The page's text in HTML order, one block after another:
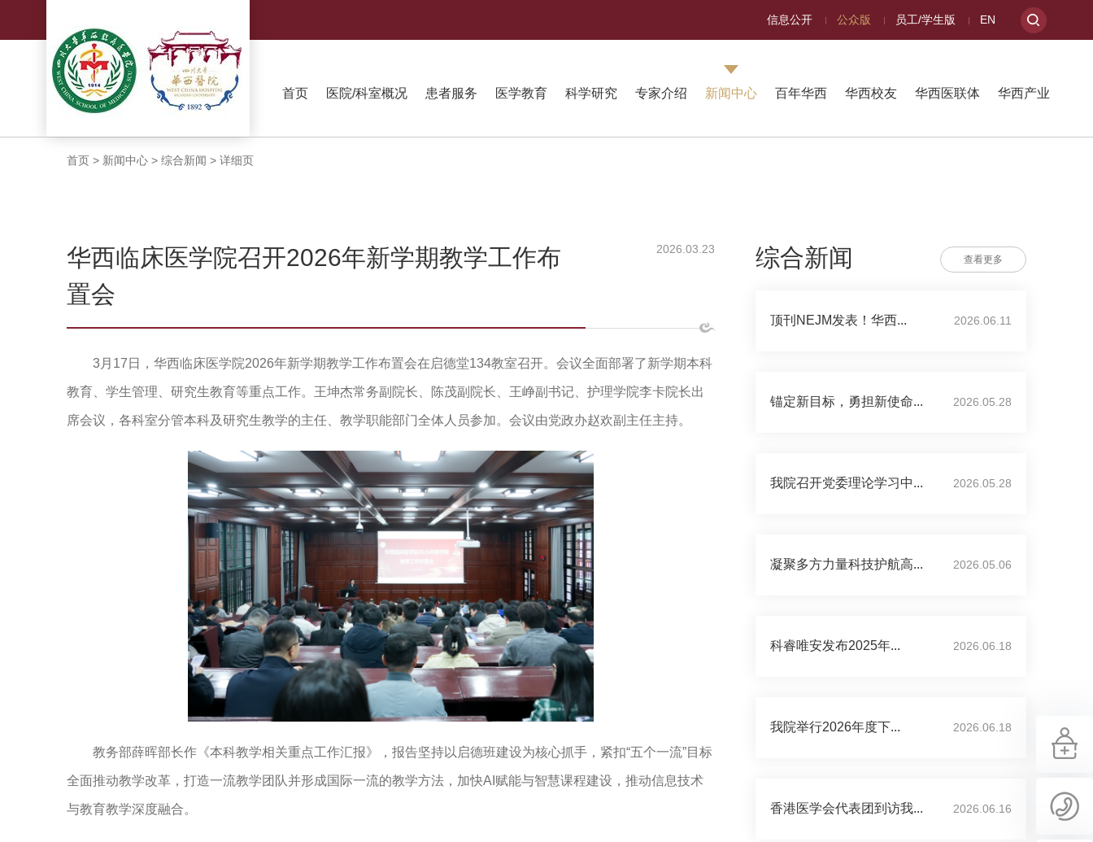
信息公开 公众版 员工/学生版 EN
首页 医院/科室概况 患者服务 医学教育 科学研究 专家介绍 新闻中心 百年华西 华西校友 华西医联体 华西产业
首页 > 新闻中心 > 综合新闻 > 详细页
华西临床医学院召开2026年新学期教学工作布
置会
2026.03.23
3月17日，华西临床医学院2026年新学期教学工作布置会在启德堂134教室召开。会议全面部署了新学期本科
教育、学生管理、研究生教育等重点工作。王坤杰常务副院长、陈茂副院长、王峥副书记、护理学院李卡院长出
席会议，各科室分管本科及研究生教学的主任、教学职能部门全体人员参加。会议由党政办赵欢副主任主持。
教务部薛晖部长作《本科教学相关重点工作汇报》，报告坚持以启德班建设为核心抓手，紧扣“五个一流”目标
全面推动教学改革，打造一流教学团队并形成国际一流的教学方法，加快AI赋能与智慧课程建设，推动信息技术
与教育教学深度融合。
综合新闻 查看更多
顶刊NEJM发表！华西... 2026.06.11
锚定新目标，勇担新使命... 2026.05.28
我院召开党委理论学习中... 2026.05.28
凝聚多方力量科技护航高... 2026.05.06
科睿唯安发布2025年... 2026.06.18
我院举行2026年度下... 2026.06.18
香港医学会代表团到访我... 2026.06.16